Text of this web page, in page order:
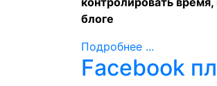
блоге
Подробнее ...
Facebook